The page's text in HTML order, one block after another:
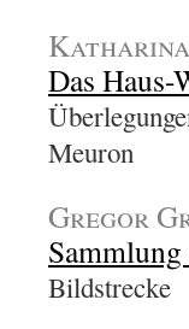
Das Haus-
Meuron
Gregor
Sammlung
Bildstrecke